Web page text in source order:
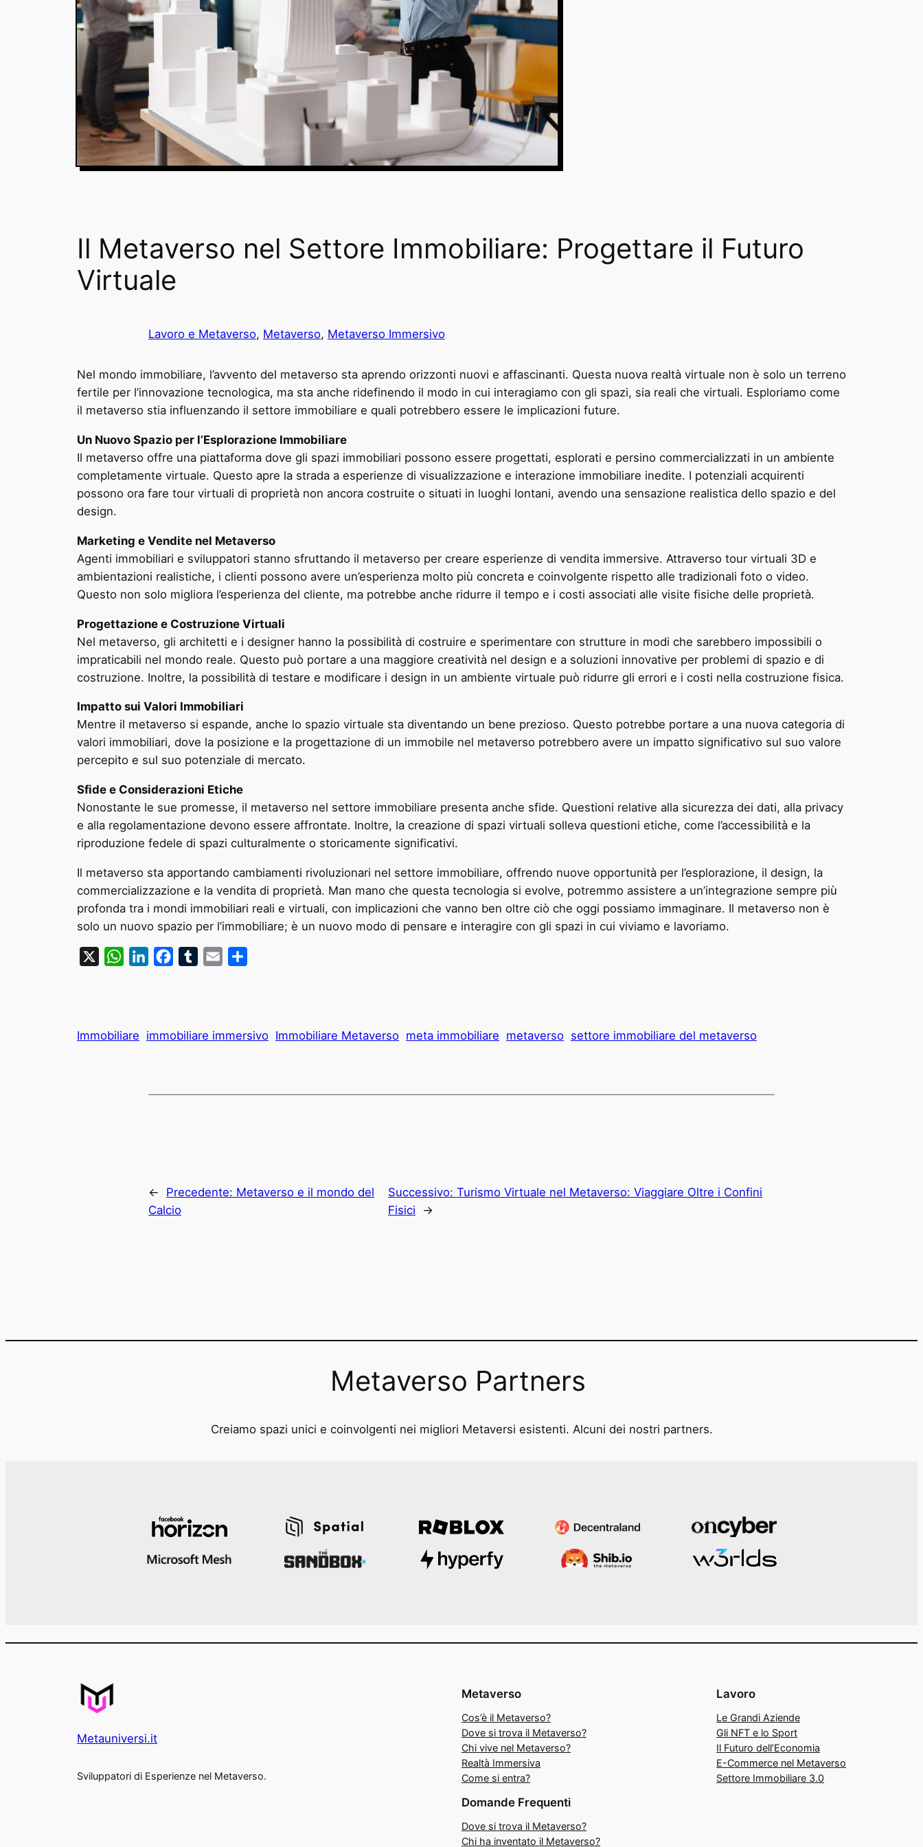
Il Metaverso nel Settore Immobiliare: Progettare il Futuro
Virtuale
Lavoro e Metaverso, Metaverso, Metaverso Immersivo
Nel mondo immobiliare, l’avvento del metaverso sta aprendo orizzonti nuovi e affascinanti. Questa nuova realtà virtuale non è solo un terreno
fertile per l’innovazione tecnologica, ma sta anche ridefinendo il modo in cui interagiamo con gli spazi, sia reali che virtuali. Esploriamo come
il metaverso stia influenzando il settore immobiliare e quali potrebbero essere le implicazioni future.
Un Nuovo Spazio per l’Esplorazione Immobiliare
Il metaverso offre una piattaforma dove gli spazi immobiliari possono essere progettati, esplorati e persino commercializzati in un ambiente
completamente virtuale. Questo apre la strada a esperienze di visualizzazione e interazione immobiliare inedite. I potenziali acquirenti
possono ora fare tour virtuali di proprietà non ancora costruite o situati in luoghi lontani, avendo una sensazione realistica dello spazio e del
design.
Marketing e Vendite nel Metaverso
Agenti immobiliari e sviluppatori stanno sfruttando il metaverso per creare esperienze di vendita immersive. Attraverso tour virtuali 3D e
ambientazioni realistiche, i clienti possono avere un’esperienza molto più concreta e coinvolgente rispetto alle tradizionali foto o video.
Questo non solo migliora l’esperienza del cliente, ma potrebbe anche ridurre il tempo e i costi associati alle visite fisiche delle proprietà.
Progettazione e Costruzione Virtuali
Nel metaverso, gli architetti e i designer hanno la possibilità di costruire e sperimentare con strutture in modi che sarebbero impossibili o
impraticabili nel mondo reale. Questo può portare a una maggiore creatività nel design e a soluzioni innovative per problemi di spazio e di
costruzione. Inoltre, la possibilità di testare e modificare i design in un ambiente virtuale può ridurre gli errori e i costi nella costruzione fisica.
Impatto sui Valori Immobiliari
Mentre il metaverso si espande, anche lo spazio virtuale sta diventando un bene prezioso. Questo potrebbe portare a una nuova categoria di
valori immobiliari, dove la posizione e la progettazione di un immobile nel metaverso potrebbero avere un impatto significativo sul suo valore
percepito e sul suo potenziale di mercato.
Sfide e Considerazioni Etiche
Nonostante le sue promesse, il metaverso nel settore immobiliare presenta anche sfide. Questioni relative alla sicurezza dei dati, alla privacy
e alla regolamentazione devono essere affrontate. Inoltre, la creazione di spazi virtuali solleva questioni etiche, come l’accessibilità e la
riproduzione fedele di spazi culturalmente o storicamente significativi.
Il metaverso sta apportando cambiamenti rivoluzionari nel settore immobiliare, offrendo nuove opportunità per l’esplorazione, il design, la
commercializzazione e la vendita di proprietà. Man mano che questa tecnologia si evolve, potremmo assistere a un’integrazione sempre più
profonda tra i mondi immobiliari reali e virtuali, con implicazioni che vanno ben oltre ciò che oggi possiamo immaginare. Il metaverso non è
solo un nuovo spazio per l’immobiliare; è un nuovo modo di pensare e interagire con gli spazi in cui viviamo e lavoriamo.
WhatsAppLinkedInFacebookTumblrEmail
Immobiliare immobiliare immersivo Immobiliare Metaverso meta immobiliare metaverso settore immobiliare del metaverso
← Precedente: Metaverso e il mondo del
Calcio
Successivo:Turismo Virtuale nel Metaverso: Viaggiare Oltre i Confini
Fisici
→
Metaverso Partners
Creiamo spazi unici e coinvolgenti nei migliori Metaversi esistenti. Alcuni dei nostri partners.
Metauniversi.it
Sviluppatori di Esperienze nel Metaverso.
Metaverso
Cos’è il Metaverso?
Dove si trova il Metaverso?
Chi vive nel Metaverso?
Realtà Immersiva
Come si entra?
Lavoro
Le Grandi Aziende
Gli NFT e lo Sport
Il Futuro dell’Economia
E-Commerce nel Metaverso
Settore Immobiliare 3.0
Domande Frequenti
Dove si trova il Metaverso?
Chi ha inventato il Metaverso?